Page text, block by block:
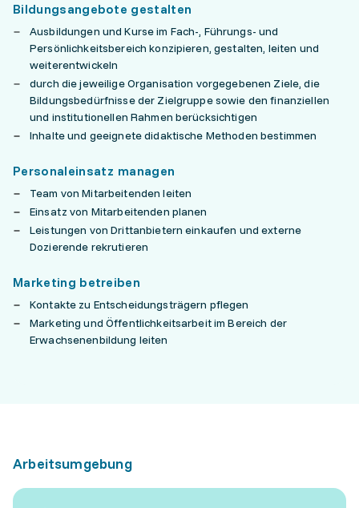
Bildungsangebote gestalten
Ausbildungen und Kurse im Fach-, Führungs- und
Persönlichkeitsbereich konzipieren, gestalten, leiten und
weiterentwickeln
durch die jeweilige Organisation vorgegebenen Ziele, die
Bildungsbedürfnisse der Zielgruppe sowie den finanziellen
und institutionellen Rahmen berücksichtigen
Inhalte und geeignete didaktische Methoden bestimmen
Personaleinsatz managen
Team von Mitarbeitenden leiten
Einsatz von Mitarbeitenden planen
Leistungen von Drittanbietern einkaufen und externe
Dozierende rekrutieren
Marketing betreiben
Kontakte zu Entscheidungsträgern pflegen
Marketing und Öffentlichkeitsarbeit im Bereich der
Erwachsenenbildung leiten
Arbeitsumgebung